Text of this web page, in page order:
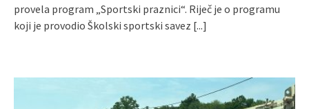
provela program „Sportski praznici“. Riječ je o programu
koji je provodio Školski sportski savez [...]